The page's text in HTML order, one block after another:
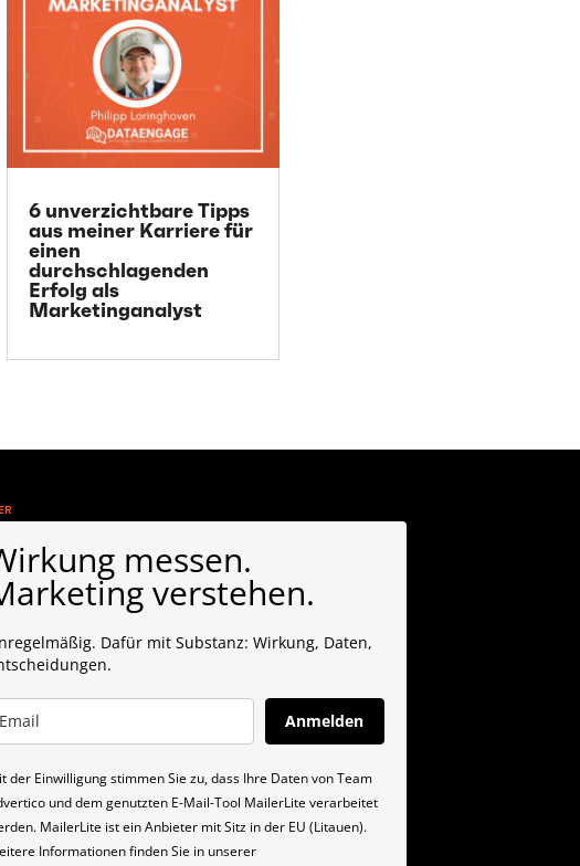
6 unverzichtbare Tipps
aus meiner Karriere für
einen
durchschlagenden
Erfolg als
Marketinganalyst
messen.
verstehen.
Dafür mit Substanz: Wirkung, Daten,
Anmelden
der Einwilligung stimmen Sie zu, dass Ihre Daten von Team
und dem genutzten E-Mail-Tool MailerLite verarbeitet
MailerLite ist ein Anbieter mit Sitz in der EU (Litauen).
Informationen finden Sie in unserer